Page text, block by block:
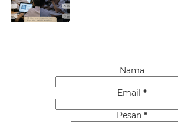
Nama
Email *
Pesan *